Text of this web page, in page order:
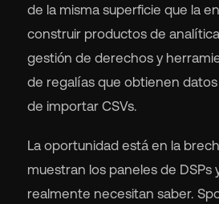
de la misma superficie que la
construir productos de
gestión de derechos y
de regalías que obtienen
de importar CSVs.
La oportunidad está en la
muestran los paneles de DSPs
realmente necesitan saber.